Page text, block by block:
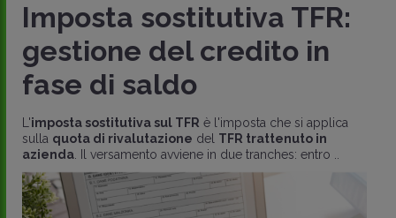
Imposta sostitutiva TFR:
gestione del credito in
fase di saldo
L'imposta sostitutiva sul TFR è l'imposta che si applica
sulla quota di rivalutazione del TFR trattenuto in
azienda . Il versamento avviene in due tranches: entro ..